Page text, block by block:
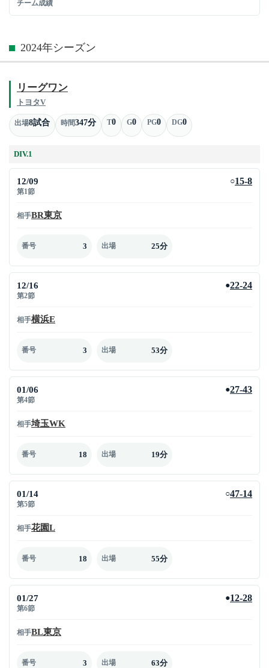
チーム成績
2024年シーズン
リーグワン
トヨタV
出場8試合 時間347分 T0 G0 PG0 DG0
DIV.1
12/09
第1節
○15-8
相手BR東京
番号 3 出場 25分
12/16
第2節
●22-24
相手横浜E
番号 3 出場 53分
01/06
第4節
●27-43
相手埼玉WK
番号 18 出場 19分
01/14
第5節
○47-14
相手花園L
番号 18 出場 55分
01/27
第6節
●12-28
相手BL東京
番号 3 出場 63分